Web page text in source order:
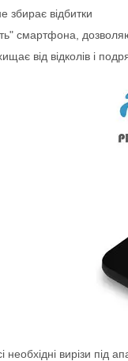
збирає відбитки
смартфона,
від відколів і
необхідні вирізи під